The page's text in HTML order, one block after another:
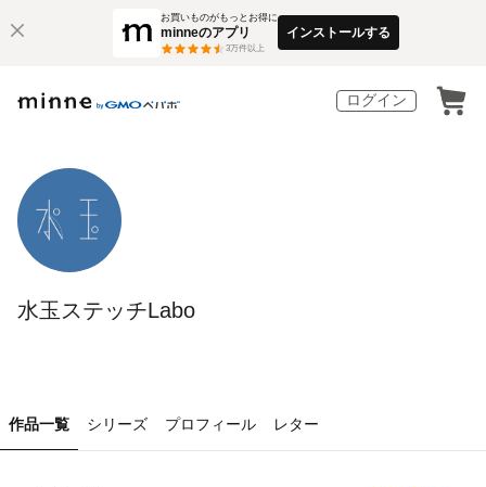
お買いものがもっとお得に
minneのアプリ
3万件以上
インストールする
ログイン
水玉ステッチLabo
作品一覧 シリーズ プロフィール レター